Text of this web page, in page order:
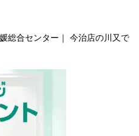
総合センター｜ 今治店の川又で